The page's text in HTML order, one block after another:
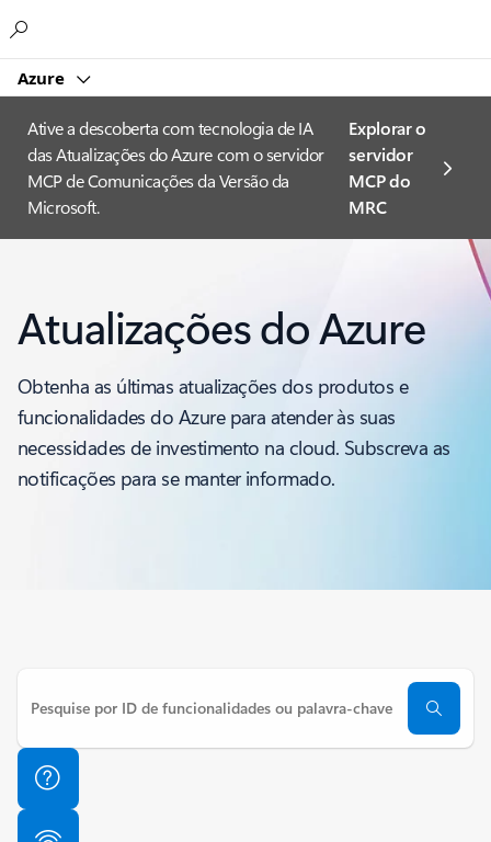
Azure
Ative a descoberta com tecnologia de IA
das Atualizações do Azure com o servidor
MCP de Comunicações da Versão da
Microsoft.
Explorar o
servidor
MCP do
MRC
Atualizações do Azure
Obtenha as últimas atualizações dos produtos e
funcionalidades do Azure para atender às suas
necessidades de investimento na cloud. Subscreva as
notificações para se manter informado.